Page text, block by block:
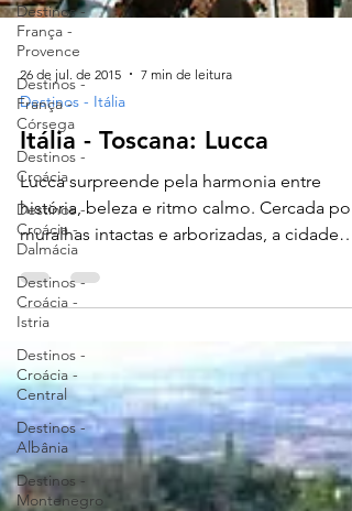
Destinos -
França -
Provence
Destinos -
França -
Córsega
Destinos -
Croácia
Destinos -
Croácia -
Dalmácia
Destinos -
Croácia -
Istria
Destinos -
Croácia -
Central
Destinos -
Albânia
Destinos -
Montenegro
26 de jul. de 2015 7 min de leitura
Destinos - Itália
Itália - Toscana: Lucca
Lucca surpreende pela harmonia entre
muralhas intactas e arborizadas, a cidade
convida a caminhadas sem pressa por ruas
de pedra que revelam igrejas antigas,
palácios discretos e torres medievais. Com
um traçado urbano preservado desde a
época romana e uma atmosfera